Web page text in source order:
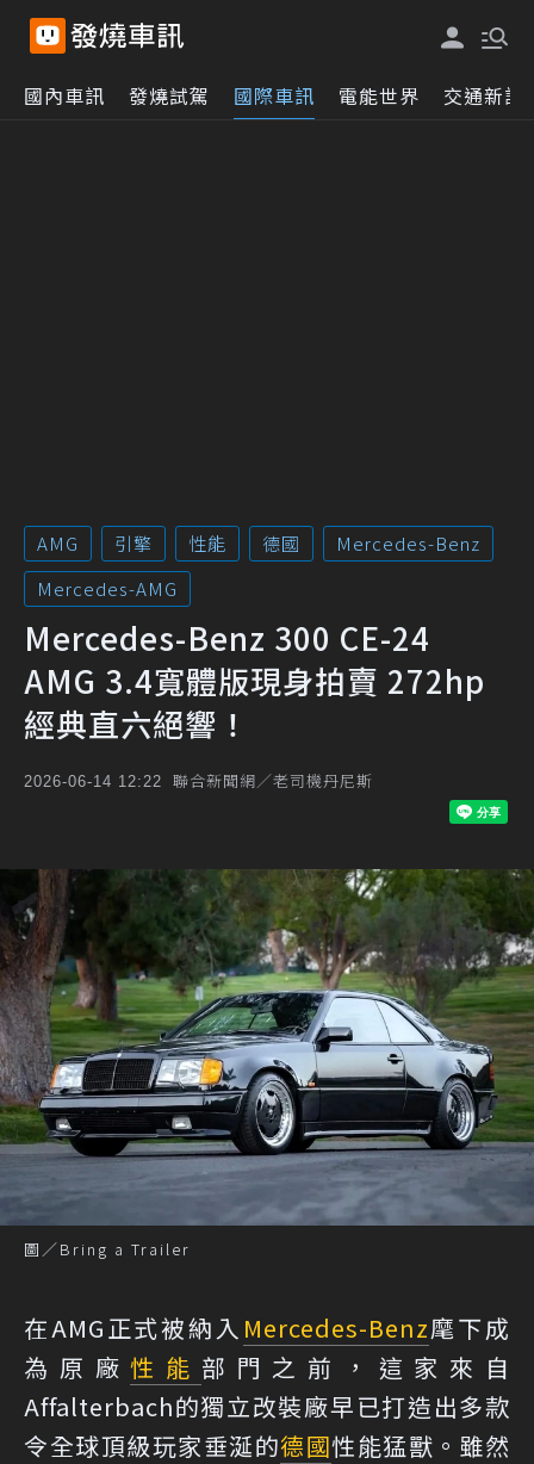
國內車訊 發燒試駕 國際車訊 電能世界 交通新訊
AMG 引擎 性能 德國
Mercedes-Benz
Mercedes-AMG
Mercedes-Benz 300 CE-24
AMG 3.4寬體版現身拍賣 272hp
經典直六絕響！
2026-06-14 12:22 聯合新聞網／老司機丹尼斯
圖／Bring a Trailer
在AMG正式被納入 Mercedes-Benz麾下成
為原廠性能 部門之前，這家來自
Affalterbach的獨立改裝廠早已打造出多款
令全球頂級玩家垂涎的德國性能猛獸。雖然